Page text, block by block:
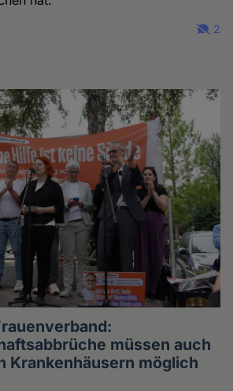
2
müssen auch
Krankenhäusern möglich